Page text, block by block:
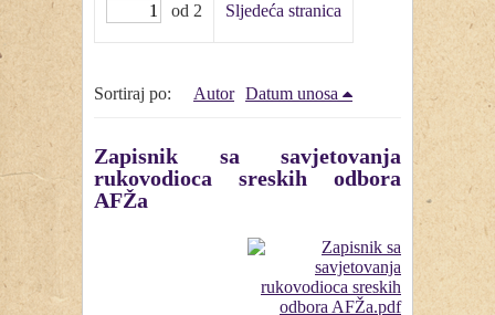
od 2 Sljedeća stranica
Sortiraj po: Autor Datum unosa
Zapisnik sa savjetovanja
rukovodioca sreskih odbora
AFŽa